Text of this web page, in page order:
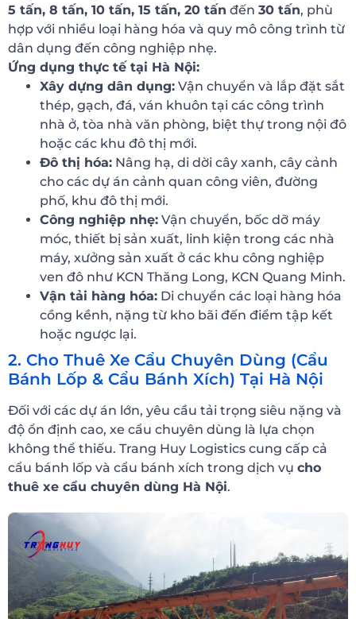
5 tấn, 8 tấn, 10 tấn, 15 tấn, 20 tấn đến 30 tấn, phù
hợp với nhiều loại hàng hóa và quy mô công trình từ
dân dụng đến công nghiệp nhẹ.
Ứng dụng thực tế tại Hà Nội:
Xây dựng dân dụng: Vận chuyển và lắp đặt sắt
thép, gạch, đá, ván khuôn tại các công trình
nhà ở, tòa nhà văn phòng, biệt thự trong nội đô
hoặc các khu đô thị mới.
Đô thị hóa: Nâng hạ, di dời cây xanh, cây cảnh
cho các dự án cảnh quan công viên, đường
phố, khu đô thị mới.
Công nghiệp nhẹ: Vận chuyển, bốc dỡ máy
móc, thiết bị sản xuất, linh kiện trong các nhà
máy, xưởng sản xuất ở các khu công nghiệp
ven đô như KCN Thăng Long, KCN Quang Minh.
Vận tải hàng hóa: Di chuyển các loại hàng hóa
cồng kềnh, nặng từ kho bãi đến điểm tập kết
hoặc ngược lại.
2. Cho Thuê Xe Cẩu Chuyên Dùng (Cẩu
Bánh Lốp & Cẩu Bánh Xích) Tại Hà Nội
Đối với các dự án lớn, yêu cầu tải trọng siêu nặng và
độ ổn định cao, xe cẩu chuyên dùng là lựa chọn
không thể thiếu. Trang Huy Logistics cung cấp cả
cẩu bánh lốp và cẩu bánh xích trong dịch vụ cho
thuê xe cẩu chuyên dùng Hà Nội.